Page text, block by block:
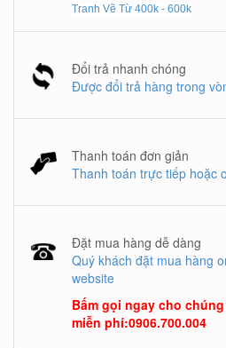
Tranh Vẽ Từ 400k - 600k
Đổi trả nhanh chóng
Được đổi trả hàng trong
Thanh toán đơn giản
Thanh toán trực tiếp hoặc
Đặt mua hàng dễ dàng
Quý khách đặt mua hàng
website
Bấm gọi ngay cho
miễn phí:0906.700.004